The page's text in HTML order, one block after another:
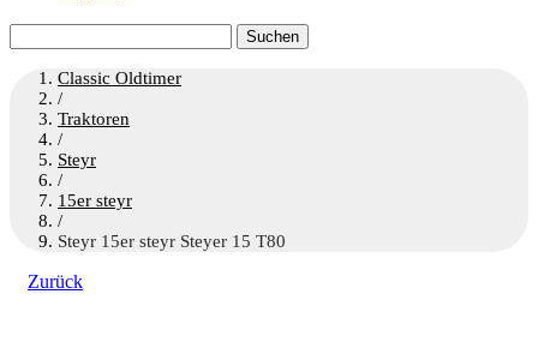
nach:
Classic Oldtimer
/
Traktoren
/
Steyr
/
15er steyr
/
Steyr 15er steyr Steyer 15 T80
Zurück